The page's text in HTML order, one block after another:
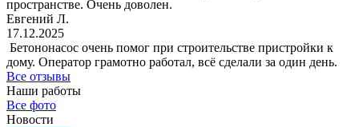
пространстве. Очень доволен.
Евгений Л.
17.12.2025
Бетононасос очень помог при строительстве пристройки к
дому. Оператор грамотно работал, всё сделали за один день.
Все отзывы
Наши работы
Все фото
Новости